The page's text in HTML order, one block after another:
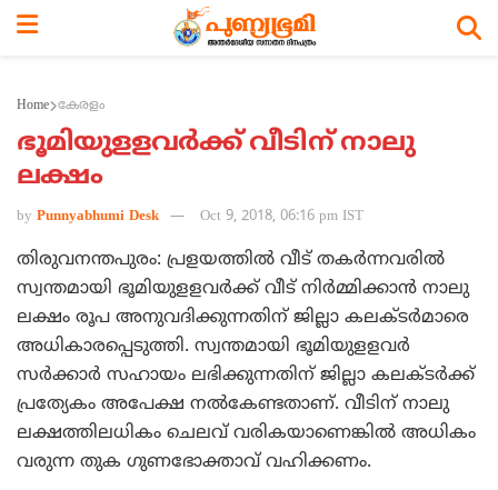
Home കേരളം
ഭൂമിയുളളവര്‍ക്ക് വീടിന് നാലു
ലക്ഷം
by Punnyabhumi Desk Oct 9, 2018, 06:16 pm IST
തിരുവനന്തപുരം: പ്രളയത്തില്‍ വീട് തകര്‍ന്നവരില്‍
സ്വന്തമായി ഭൂമിയുളളവര്‍ക്ക് വീട് നിര്‍മ്മിക്കാന്‍ നാലു
ലക്ഷം രൂപ അനുവദിക്കുന്നതിന് ജില്ലാ കലക്ടര്‍മാരെ
അധികാരപ്പെടുത്തി. സ്വന്തമായി ഭൂമിയുളളവര്‍
സര്‍ക്കാര്‍ സഹായം ലഭിക്കുന്നതിന് ജില്ലാ കലക്ടര്‍ക്ക്
പ്രത്യേകം അപേക്ഷ നല്‍കേണ്ടതാണ്. വീടിന് നാലു
ലക്ഷത്തിലധികം ചെലവ് വരികയാണെങ്കില്‍ അധികം
വരുന്ന തുക ഗുണഭോക്താവ് വഹിക്കണം.